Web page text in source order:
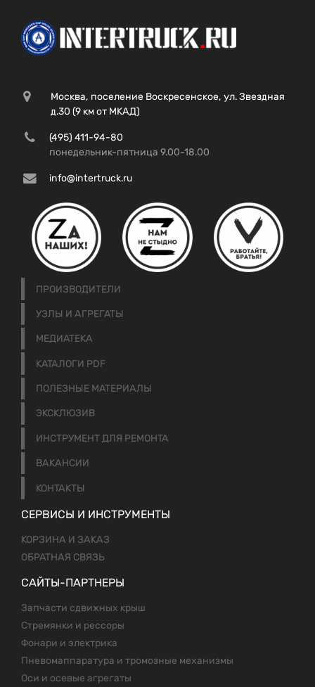
Москва, поселение Воскресенское, ул. Звездная
д.30 (9 км от МКАД)
(495) 411-94-80
понедельник-пятница 9.00-18.00
info@intertruck.ru
ПРОИЗВОДИТЕЛИ
УЗЛЫ И АГРЕГАТЫ
МЕДИАТЕКА
КАТАЛОГИ PDF
ПОЛЕЗНЫЕ МАТЕРИАЛЫ
ЭКСКЛЮЗИВ
ИНСТРУМЕНТ ДЛЯ РЕМОНТА
ВАКАНСИИ
КОНТАКТЫ
СЕРВИСЫ И ИНСТРУМЕНТЫ
КОРЗИНА И ЗАКАЗ
ОБРАТНАЯ СВЯЗЬ
САЙТЫ-ПАРТНЕРЫ
Запчасти сдвижных крыш
Стремянки и рессоры
Фонари и электрика
Пневомаппаратура и тромозные механизмы
Оси и осевые агрегаты